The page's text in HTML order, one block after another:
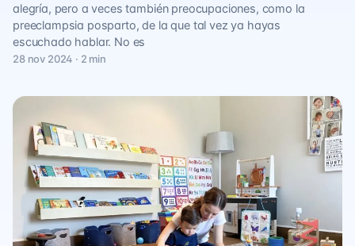
alegría, pero a veces también preocupaciones, como la
preeclampsia posparto, de la que tal vez ya hayas
escuchado hablar. No es
28 nov 2024 · 2 min